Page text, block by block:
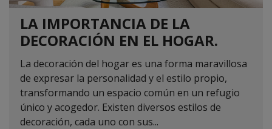
LA IMPORTANCIA DE LA
DECORACIÓN EN EL HOGAR.
La decoración del hogar es una forma maravillosa
de expresar la personalidad y el estilo propio,
transformando un espacio común en un refugio
único y acogedor. Existen diversos estilos de
decoración, cada uno con sus...